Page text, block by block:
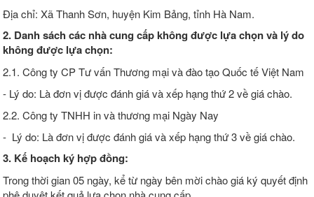
Địa chỉ: Xã Thanh Sơn, huyện Kim Bảng, tỉnh Hà Nam.
2. Danh sách các nhà cung cấp không được lựa chọn và lý do
không được lựa chọn:
2.1. Công ty CP Tư vấn Thương mại và đào tạo Quốc tế Việt Nam
- Lý do: Là đơn vị được đánh giá và xếp hạng thứ 2 về giá chào.
2.2. Công ty TNHH in và thương mại Ngày Nay
- Lý do: Là đơn vị được đánh giá và xếp hạng thứ 3 về giá chào.
3. Kế hoạch ký hợp đồng:
Trong thời gian 05 ngày, kể từ ngày bên mời chào giá ký quyết định